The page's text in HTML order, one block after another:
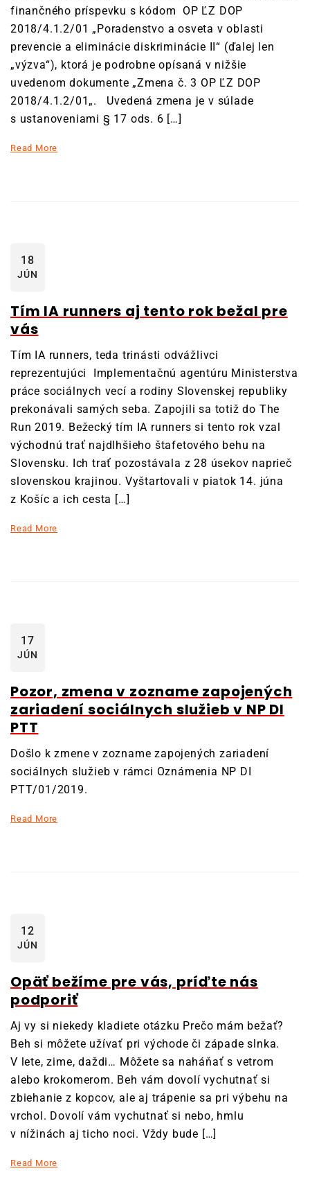
finančného príspevku s kódom OP ĽZ DOP
2018/4.1.2/01 „Poradenstvo a osveta v oblasti
prevencie a eliminácie diskriminácie II“ (ďalej len
„výzva“), ktorá je podrobne opísaná v nižšie
uvedenom dokumente „Zmena č. 3 OP ĽZ DOP
2018/4.1.2/01„. Uvedená zmena je v súlade
s ustanoveniami § 17 ods. 6 […]
Read More
18
JÚN
Tím IA runners aj tento rok bežal pre
vás
Tím IA runners, teda trinásti odvážlivci
reprezentujúci Implementačnú agentúru Ministerstva
práce sociálnych vecí a rodiny Slovenskej republiky
prekonávali samých seba. Zapojili sa totiž do The
Run 2019. Bežecký tím IA runners si tento rok vzal
východnú trať najdlhšieho štafetového behu na
Slovensku. Ich trať pozostávala z 28 úsekov naprieč
slovenskou krajinou. Vyštartovali v piatok 14. júna
z Košíc a ich cesta […]
Read More
17
JÚN
Pozor, zmena v zozname zapojených
zariadení sociálnych služieb v NP DI
PTT
Došlo k zmene v zozname zapojených zariadení
sociálnych služieb v rámci Oznámenia NP DI
PTT/01/2019.
Read More
12
JÚN
Opäť bežíme pre vás, príďte nás
podporiť
Aj vy si niekedy kladiete otázku Prečo mám bežať?
Beh si môžete užívať pri východe či západe slnka.
V lete, zime, daždi… Môžete sa naháňať s vetrom
alebo krokomerom. Beh vám dovolí vychutnať si
zbiehanie z kopcov, ale aj trápenie sa pri výbehu na
vrchol. Dovolí vám vychutnať si nebo, hmlu
v nížinách aj ticho noci. Vždy bude […]
Read More